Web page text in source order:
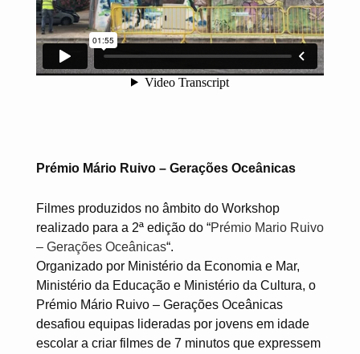
Prémio Mário Ruivo – Gerações Oceânicas
Filmes produzidos no âmbito do Workshop
realizado para a 2ª edição do “Prémio Mario Ruivo
– Gerações Oceânicas“.
Organizado por Ministério da Economia e Mar,
Ministério da Educação e Ministério da Cultura, o
Prémio Mário Ruivo – Gerações Oceânicas
desafiou equipas lideradas por jovens em idade
escolar a criar filmes de 7 minutos que expressem